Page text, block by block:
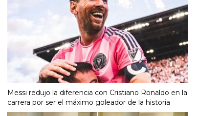
Messi redujo la diferencia con Cristiano Ronaldo en la
carrera por ser el máximo goleador de la historia